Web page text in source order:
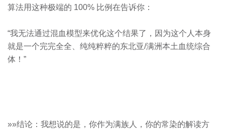
算法用这种极端的 100% 比例在告诉你：
“我无法通过混血模型来优化这个结果了，因为这个人本身
就是一个完完全全、纯纯粹粹的东北亚/满洲本土血统综合
体！”
»»结论：我想说的是，你作为满族人，你的常染的解读方